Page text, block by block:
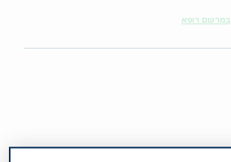
במרשם רופא